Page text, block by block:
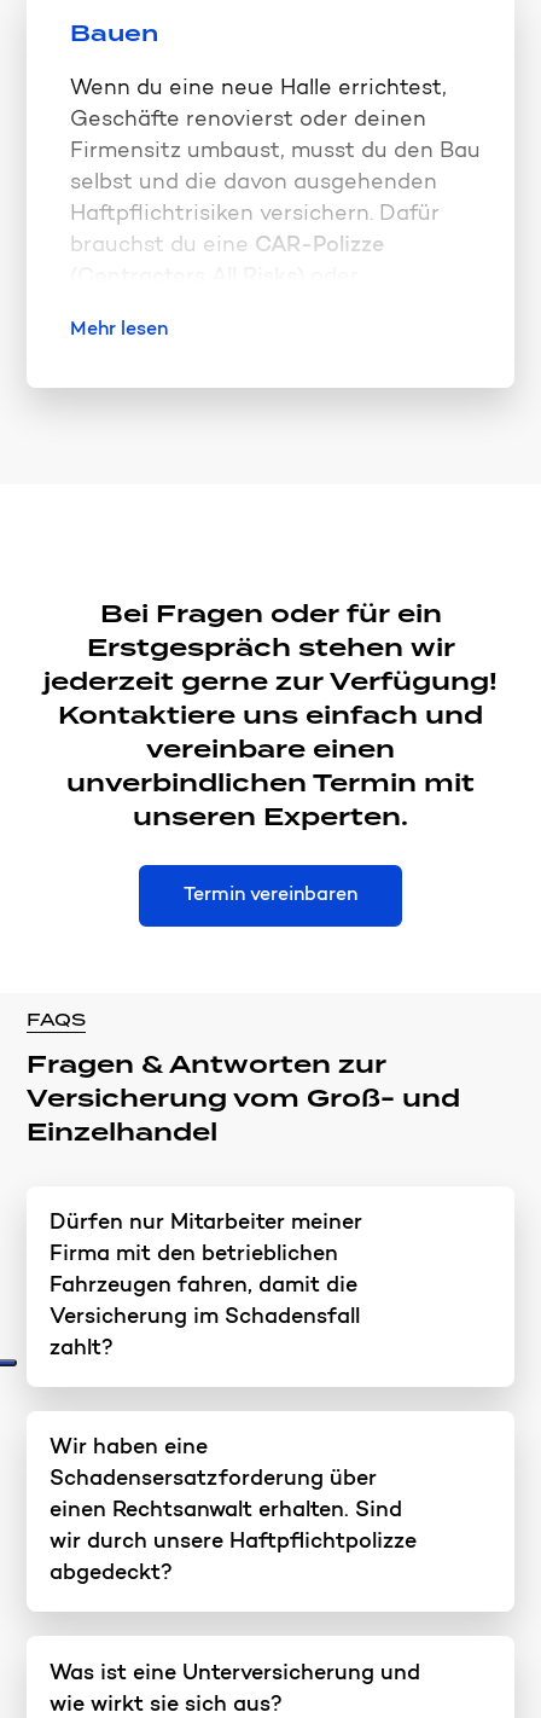
Da weder die Auto-Haftpflicht- noch
eine Kaskopolizze die transportierte
Ware abdeckt, brauchst du für
Schäden an dieser eine
Transportversicherung.
Bauen
Wenn du eine neue Halle errichtest,
Geschäfte renovierst oder deinen
Firmensitz umbaust, musst du den Bau
selbst und die davon ausgehenden
Haftpflichtrisiken versichern. Dafür
brauchst du eine CAR-Polizze
Bauherrenhaftpflichtpolizze.
Mehr lesen
Bei Fragen oder für ein
Erstgespräch stehen wir
jederzeit gerne zur Verfügung!
Kontaktiere uns einfach und
vereinbare einen
unverbindlichen Termin mit
unseren Experten.
Termin vereinbaren
FAQS
Fragen & Antworten zur
Versicherung vom Groß- und
Einzelhandel
Dürfen nur Mitarbeiter meiner
Firma mit den betrieblichen
Fahrzeugen fahren, damit die
Versicherung im Schadensfall
zahlt?
Wir haben eine
Schadensersatzforderung über
einen Rechtsanwalt erhalten. Sind
wir durch unsere Haftpflichtpolizze
abgedeckt?
Was ist eine Unterversicherung und
wie wirkt sie sich aus?